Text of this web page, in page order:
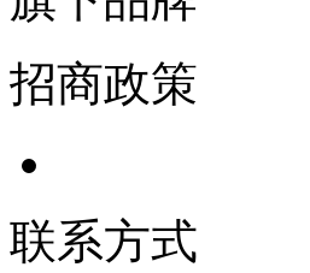
招商政策
联系方式